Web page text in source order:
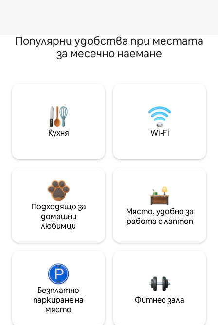
Популярни удобства при местата
за месечно наемане
Кухня Wi-Fi
Подходящо за
домашни
любимци
Място, удобно за
работа с лаптоп
Безплатно
паркиране на
място
Фитнес зала